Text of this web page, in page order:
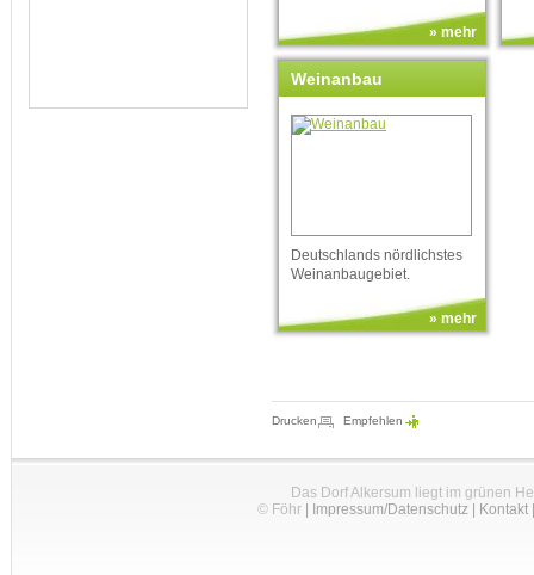
» mehr
Weinanbau
Deutschlands nördlichstes
Weinanbaugebiet.
» mehr
Drucken Empfehlen
Das Dorf Alkersum liegt im grünen
© Föhr| Impressum/Datenschutz| Kontakt